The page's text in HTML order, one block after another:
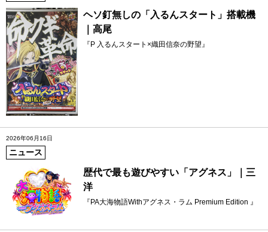
ヘソ釘無しの「入るんスタート」搭載機
｜高尾
『P 入るんスタート×織田信奈の野望』
2026年06月16日
ニュース
歴代で最も遊びやすい「アグネス」｜三
洋
『PA大海物語Withアグネス・ラム Premium Edition 』